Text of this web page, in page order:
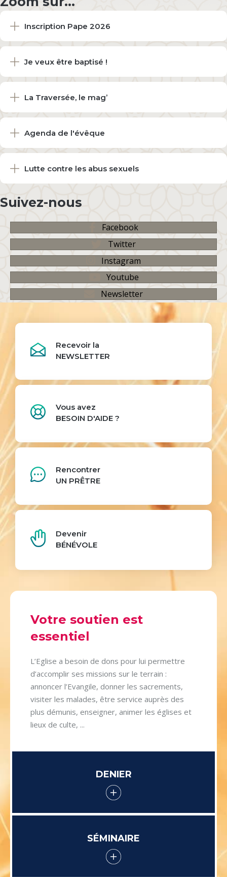
Inscription Pape 2026
Je veux être baptisé !
La Traversée, le mag’
Agenda de l'évêque
Lutte contre les abus sexuels
Suivez-nous
Facebook
Twitter
Instagram
Youtube
Newsletter
Recevoir la
NEWSLETTER
Vous avez
BESOIN D'AIDE ?
Rencontrer
UN PRÊTRE
Devenir
BÉNÉVOLE
Votre soutien est
essentiel
L’Eglise a besoin de dons pour lui permettre
d’accomplir ses missions sur le terrain :
annoncer l’Evangile, donner les sacrements,
visiter les malades, être service auprès des
plus démunis, enseigner, animer les églises et
lieux de culte, ...
DENIER
SÉMINAIRE